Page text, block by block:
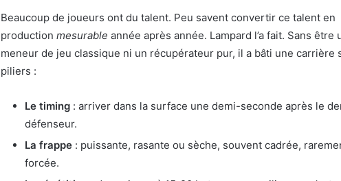
Beaucoup de joueurs ont du talent. Peu savent convertir ce talent en
production mesurable année après année. Lampard l’a fait. Sans être
meneur de jeu classique ni un récupérateur pur, il a bâti une carrière
piliers :
Le timing : arriver dans la surface une demi-seconde après le
défenseur.
La frappe : puissante, rasante ou sèche, souvent cadrée,
forcée.